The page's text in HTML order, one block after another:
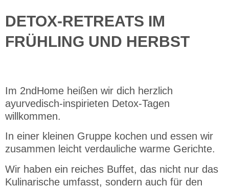
DETOX-RETREATS IM
FRÜHLING UND HERBST
Im 2ndHome heißen wir dich herzlich
ayurvedisch-inspirieten Detox-Tagen
willkommen.
In einer kleinen Gruppe kochen und essen wir
zusammen leicht verdauliche warme Gerichte.
Wir haben ein reiches Buffet, das nicht nur das
Kulinarische umfasst, sondern auch für den